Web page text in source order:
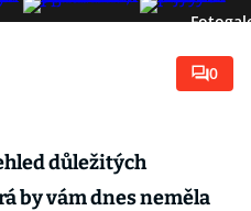
0
důležitých
by vám dnes neměla